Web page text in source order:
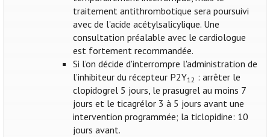
traitement antithrombotique sera poursuivi
avec de l'acide acétylsalicylique. Une
consultation préalable avec le cardiologue
est fortement recommandée.
Si l’on décide d'interrompre l'administration de
l’inhibiteur du récepteur P2Y12 : arrêter le
clopidogrel 5 jours, le prasugrel au moins 7
jours et le ticagrélor 3 à 5 jours avant une
intervention programmée; la ticlopidine: 10
jours avant.